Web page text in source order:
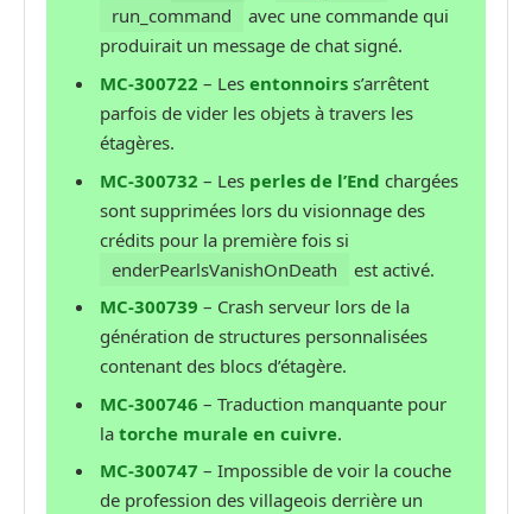
run_command
avec une commande qui
produirait un message de chat signé.
MC-300722 – Les entonnoirs s’arrêtent
parfois de vider les objets à travers les
étagères.
MC-300732 – Les perles de l’End chargées
sont supprimées lors du visionnage des
crédits pour la première fois si
enderPearlsVanishOnDeath
est activé.
MC-300739 – Crash serveur lors de la
génération de structures personnalisées
contenant des blocs d’étagère.
MC-300746 – Traduction manquante pour
la torche murale en cuivre.
MC-300747 – Impossible de voir la couche
de profession des villageois derrière un